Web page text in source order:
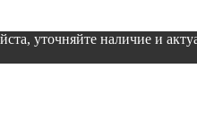
уточняйте наличие и